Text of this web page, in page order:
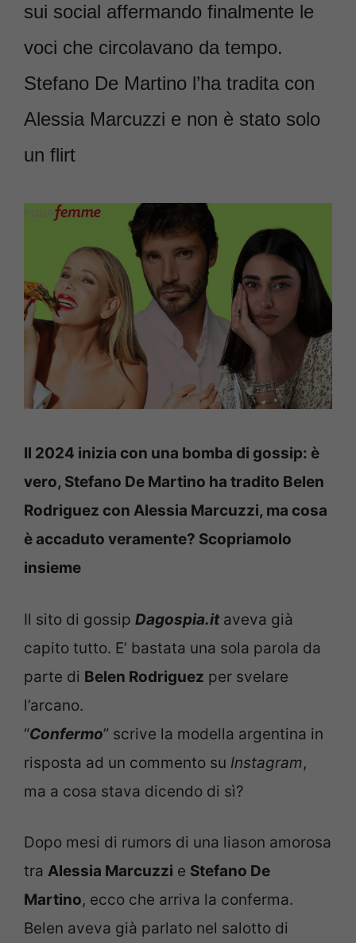
sui social affermando finalmente le
voci che circolavano da tempo.
Stefano De Martino l’ha tradita con
Alessia Marcuzzi e non è stato solo
un flirt
Il 2024 inizia con una bomba di gossip: è
vero, Stefano De Martino ha tradito Belen
Rodriguez con Alessia Marcuzzi, ma cosa
è accaduto veramente? Scopriamolo
insieme
Il sito di gossip Dagospia.itaveva già
capito tutto. E’ bastata una sola parola da
parte di Belen Rodriguez per svelare
l’arcano.
“Confermo” scrive la modella argentina in
risposta ad un commento su Instagram,
ma a cosa stava dicendo di sì?
Dopo mesi di rumors di una liason amorosa
tra Alessia Marcuzzi e Stefano De
Martino, ecco che arriva la conferma.
Belen aveva già parlato nel salotto di